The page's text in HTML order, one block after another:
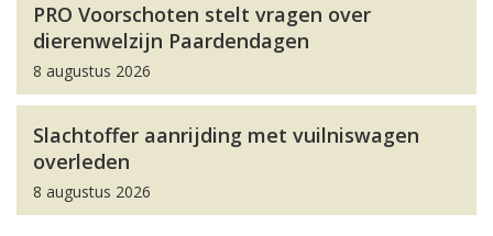
PRO Voorschoten stelt vragen over
dierenwelzijn Paardendagen
8 augustus 2026
Slachtoffer aanrijding met vuilniswagen
overleden
8 augustus 2026